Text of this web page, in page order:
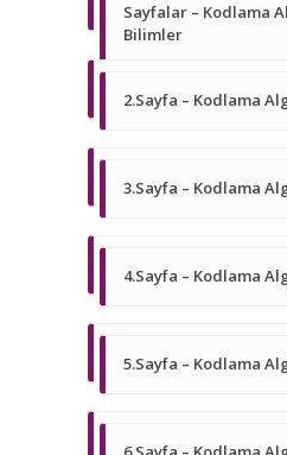
Sayfalar – Kodlama
Bilimler
2.Sayfa – Kodlama
3.Sayfa – Kodlama
4.Sayfa – Kodlama
5.Sayfa – Kodlama